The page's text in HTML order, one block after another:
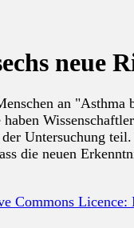
neue
an "Asthma
der Untersuchung
die neuen
Commons